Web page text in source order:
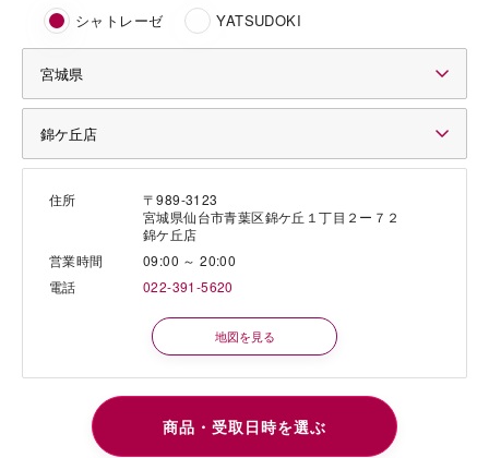
シャトレーゼ YATSUDOKI
住所
〒989-3123
宮城県仙台市青葉区錦ケ丘１丁目２ー７２
錦ケ丘店
営業時間
09:00 ～ 20:00
電話
022-391-5620
地図を見る